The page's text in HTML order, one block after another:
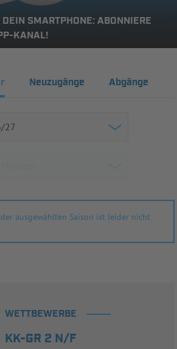
SMARTPHONE: ABONNIERE
KANAL!
Neuzugänge Abgänge
ausgewählten Saison ist leider nicht
WETTBEWERBE
KK-GR 2 N/F